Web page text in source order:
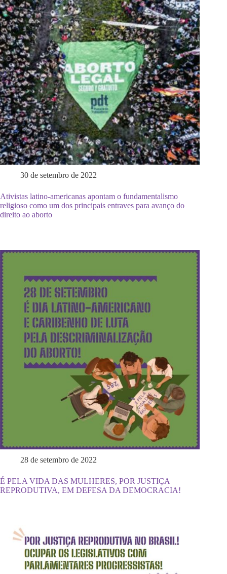
30 de setembro de 2022
Ativistas latino-americanas apontam o fundamentalismo
religioso como um dos principais entraves para avanço do
direito ao aborto
28 de setembro de 2022
É PELA VIDA DAS MULHERES, POR JUSTIÇA
REPRODUTIVA, EM DEFESA DA DEMOCRACIA!